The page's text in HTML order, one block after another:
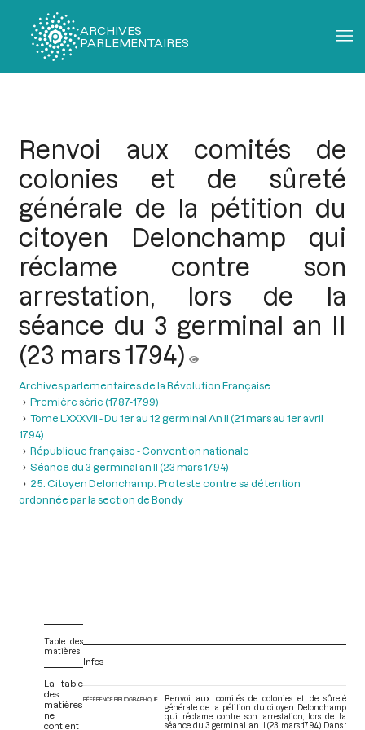
ARCHIVES
PARLEMENTAIRES
Renvoi aux comités de
colonies et de sûreté
générale de la pétition du
citoyen Delonchamp qui
réclame contre son
arrestation, lors de la
séance du 3 germinal an II
(23 mars 1794)
Archives parlementaires de la Révolution Française
Première série (1787-1799)
Tome LXXXVII - Du 1er au 12 germinal An II (21 mars au 1er avril
1794)
République française - Convention nationale
Séance du 3 germinal an II (23 mars 1794)
25. Citoyen Delonchamp. Proteste contre sa détention
ordonnée par la section de Bondy
Table des
matières
La table
des
matières
ne
contient
Infos
RÉFÉRENCE BIBLIOGRAPHIQUE
Renvoi aux comités de colonies et de sûreté
générale de la pétition du citoyen Delonchamp
qui réclame contre son arrestation, lors de la
séance du 3 germinal an II (23 mars 1794). Dans :